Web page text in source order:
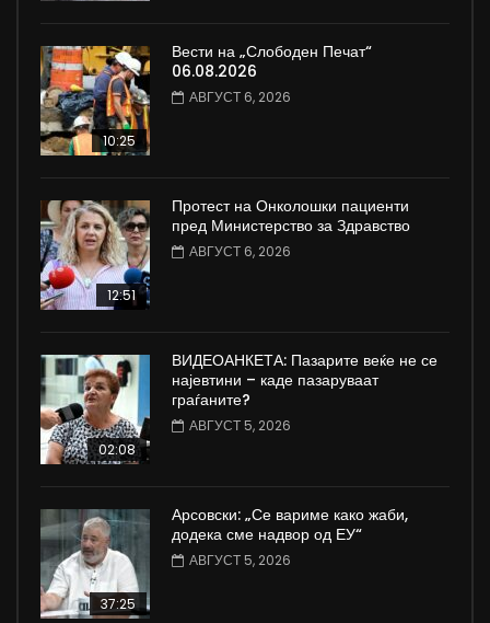
10:25
Вести на „Слободен Печат“
06.08.2026
АВГУСТ 6, 2026
12:51
Протест на Онколошки пациенти
пред Министерство за Здравство
АВГУСТ 6, 2026
02:08
ВИДЕОАНКЕТА: Пазарите веќе не се
најевтини – каде пазаруваат
граѓаните?
АВГУСТ 5, 2026
37:25
Арсовски: „Се вариме како жаби,
додека сме надвор од ЕУ“
АВГУСТ 5, 2026